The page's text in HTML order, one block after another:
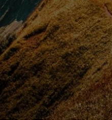
noszę przy
sobie” -
psycholog
Joanna